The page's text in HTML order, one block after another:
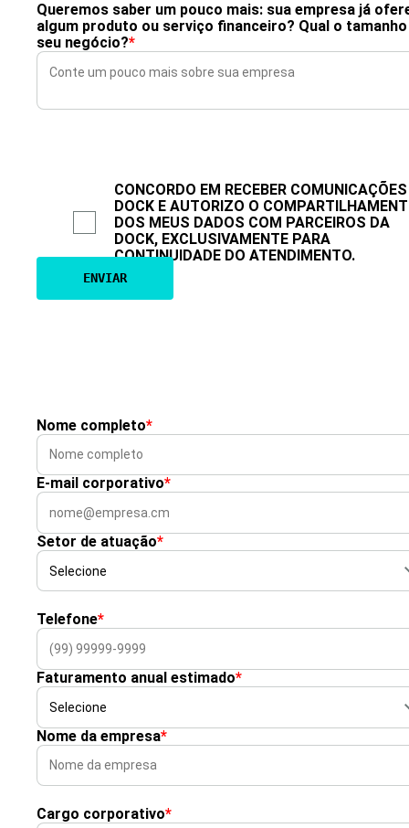
Queremos saber um pouco mais: sua empresa já
algum produto ou serviço financeiro? Qual o
seu negócio?*
CONCORDO EM RECEBER
DOCK E AUTORIZO O
DOS MEUS DADOS COM PARCEIROS DA
DOCK, EXCLUSIVAMENTE PARA
CONTINUIDADE DO ATENDIMENTO.
Nome completo*
E-mail corporativo*
Setor de atuação*
Telefone*
Faturamento anual estimado*
Nome da empresa*
Cargo corporativo*